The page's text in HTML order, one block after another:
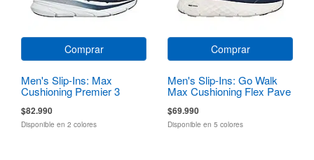
Comprar
Men's Slip-Ins: Max
Cushioning Premier 3
$82.990
Disponible en 2 colores
Comprar
Men's Slip-Ins: Go Walk
Max Cushioning Flex Pave
$69.990
Disponible en 5 colores